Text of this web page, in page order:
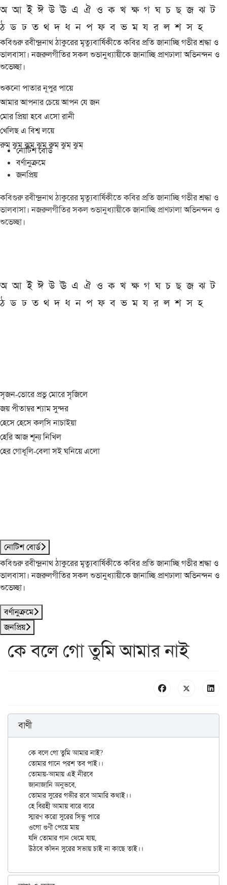
অ আ ই ঈ উ ঊ এ ঐ ও ক খ ক্ষ গ ঘ চ ছ জ ঝ ট
ঠ ড ঢ ত থ দ ধ ন প ফ ব ভ ম য র ল শ স হ
কবিগুরু রবীন্দ্রনাথ ঠাকুরের মৃত্যুবার্ষিকীতে কবির প্রতি জানাচ্ছি গভীর শ্রদ্ধা ও
ভালবাসা। নজরুলগীতির সকল শুভানুধ্যায়ীকে জানাচ্ছি প্রাণঢালা অভিনন্দন ও
শুভেচ্ছা।
শুকনো পাতার নূপুর পায়ে
আমার আপনার চেয়ে আপন যে জন
মোর প্রিয়া হবে এসো রানী
খেলিছ এ বিশ্ব লয়ে
রুম্ ঝুম্ ঝুম্ ঝুম্ রুম্ ঝুম্ ঝুম্
নোটিশ বোর্ড
বর্ণানুক্রমে
জনপ্রিয়
কবিগুরু রবীন্দ্রনাথ ঠাকুরের মৃত্যুবার্ষিকীতে কবির প্রতি জানাচ্ছি গভীর শ্রদ্ধা ও
ভালবাসা। নজরুলগীতির সকল শুভানুধ্যায়ীকে জানাচ্ছি প্রাণঢালা অভিনন্দন ও
শুভেচ্ছা।
অ আ ই ঈ উ ঊ এ ঐ ও ক খ ক্ষ গ ঘ চ ছ জ ঝ ট
ঠ ড ঢ ত থ দ ধ ন প ফ ব ভ ম য র ল শ স হ
সৃজন-ভোরে প্রভু মোরে সৃজিলে
জয় পীতাম্বর শ্যাম সুন্দর
হেসে হেসে কল্‌সি নাচাইয়া
হেরি আজ শূন্য নিখিল
হের গোধূলি-বেলা সই ঘনিয়ে এলো
নোটিশ বোর্ড
কবিগুরু রবীন্দ্রনাথ ঠাকুরের মৃত্যুবার্ষিকীতে কবির প্রতি জানাচ্ছি গভীর শ্রদ্ধা ও
ভালবাসা। নজরুলগীতির সকল শুভানুধ্যায়ীকে জানাচ্ছি প্রাণঢালা অভিনন্দন ও
শুভেচ্ছা।
বর্ণানুক্রমে
জনপ্রিয়
কে বলে গো তুমি আমার নাই
বাণী
কে বলে গো তুমি আমার নাই?
তোমার গানে পরশ তব পাই।।
তোমায়-আমায় এই নীরবে
জানাজানি অনুভবে,
তোমার সুরের গভীর রবে আমারি কথাই।।
হে বিরহী আমায় বারে বারে
স্মারণ করো সুরের সিন্ধু পারে
ওগো গুণী পেয়ে মায়
যদি তোমার গান থেমে যায়,